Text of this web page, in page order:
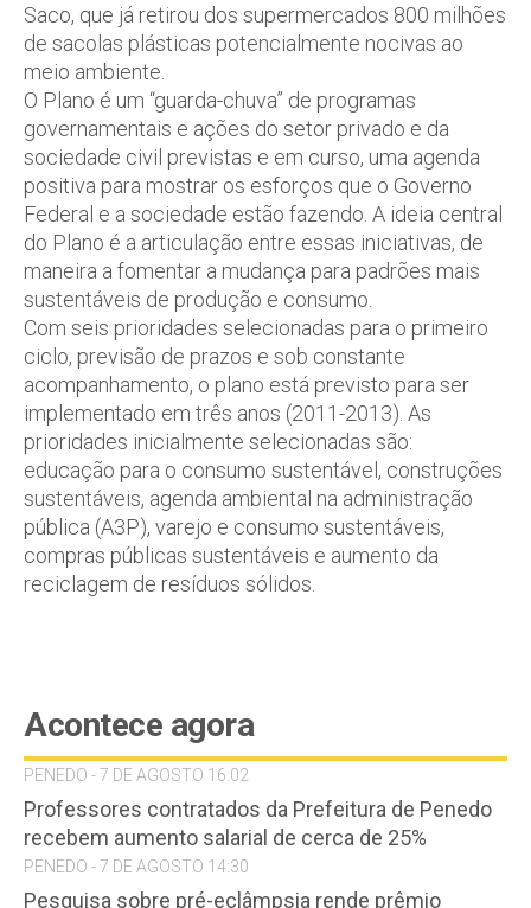
Saco, que já retirou dos supermercados 800 milhões
de sacolas plásticas potencialmente nocivas ao
meio ambiente.
O Plano é um “guarda-chuva” de programas
governamentais e ações do setor privado e da
sociedade civil previstas e em curso, uma agenda
positiva para mostrar os esforços que o Governo
Federal e a sociedade estão fazendo. A ideia central
do Plano é a articulação entre essas iniciativas, de
maneira a fomentar a mudança para padrões mais
sustentáveis de produção e consumo.
Com seis prioridades selecionadas para o primeiro
ciclo, previsão de prazos e sob constante
acompanhamento, o plano está previsto para ser
implementado em três anos (2011-2013). As
prioridades inicialmente selecionadas são:
educação para o consumo sustentável, construções
sustentáveis, agenda ambiental na administração
pública (A3P), varejo e consumo sustentáveis,
compras públicas sustentáveis e aumento da
reciclagem de resíduos sólidos.
Acontece agora
PENEDO - 7 DE AGOSTO 16:02
Professores contratados da Prefeitura de Penedo
recebem aumento salarial de cerca de 25%
PENEDO - 7 DE AGOSTO 14:30
Pesquisa sobre pré-eclâmpsia rende prêmio